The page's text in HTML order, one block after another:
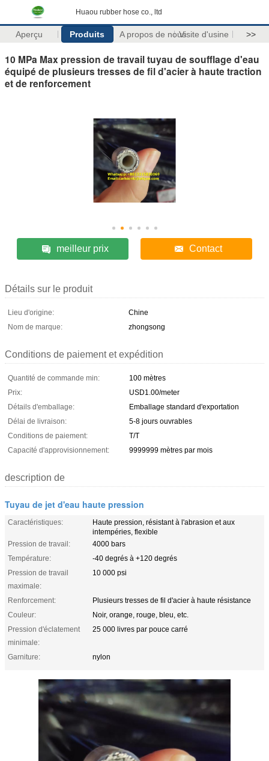
Huaou rubber hose co., ltd
Aperçu Produits A propos de nousVisite d'usine >>
10 MPa Max pression de travail tuyau de soufflage d'eau
équipé de plusieurs tresses de fil d'acier à haute traction
et de renforcement
meilleur prix Contact
Détails sur le produit
Lieu d'origine:
Chine
Nom de marque:
zhongsong
Conditions de paiement et expédition
Quantité de commande min:
100 mètres
Prix:
USD1.00/meter
Détails d'emballage:
Emballage standard d'exportation
Délai de livraison:
5-8 jours ouvrables
Conditions de paiement:
T/T
Capacité d'approvisionnement:
9999999 mètres par mois
description de
Tuyau de jet d'eau haute pression
Caractéristiques:
Haute pression, résistant à l'abrasion et aux
intempéries, flexible
Pression de travail:
4000 bars
Température:
-40 degrés à +120 degrés
Pression de travail
maximale:
10 000 psi
Renforcement:
Plusieurs tresses de fil d'acier à haute résistance
Couleur:
Noir, orange, rouge, bleu, etc.
Pression d'éclatement
minimale:
25 000 livres par pouce carré
Garniture: nylon